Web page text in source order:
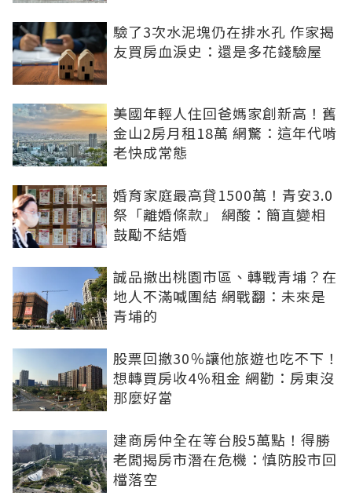
驗了3次水泥塊仍在排水孔 作家揭
友買房血淚史：還是多花錢驗屋
美國年輕人住回爸媽家創新高！舊
金山2房月租18萬 網驚：這年代啃
老快成常態
婚育家庭最高貸1500萬！青安3.0
祭「離婚條款」 網酸：簡直變相
鼓勵不結婚
誠品撤出桃園市區、轉戰青埔？在
地人不滿喊團結 網戰翻：未來是
青埔的
股票回撤30％讓他旅遊也吃不下！
想轉買房收4％租金 網勸：房東沒
那麼好當
建商房仲全在等台股5萬點！得勝
老闆揭房市潛在危機：慎防股市回
檔落空